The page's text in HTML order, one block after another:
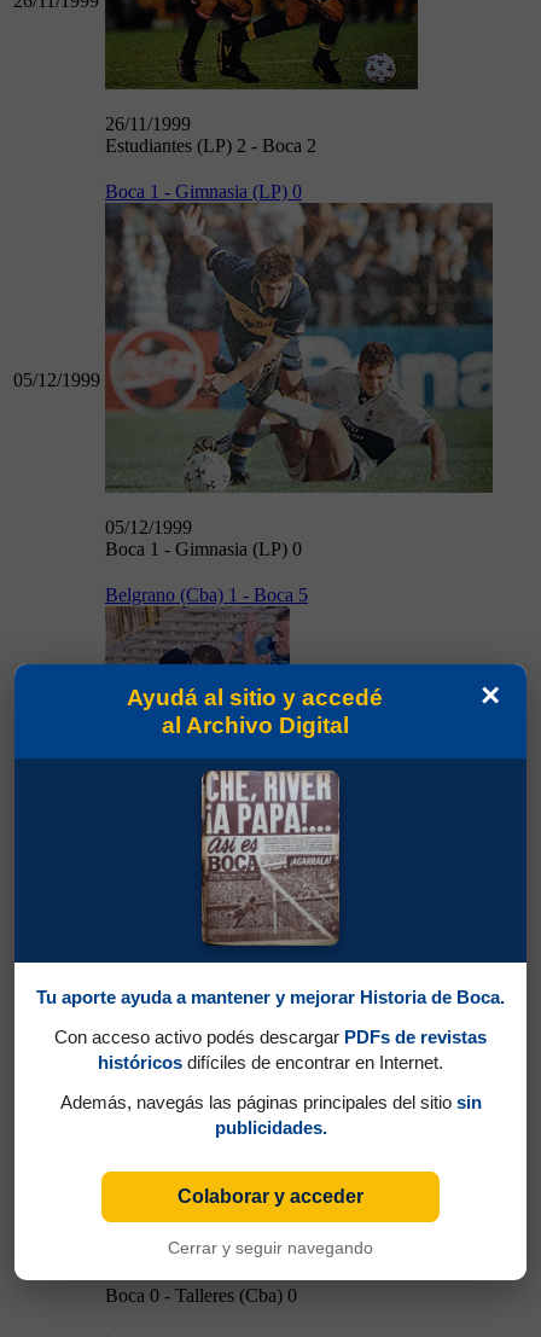
26/11/1999
Estudiantes (LP) 2 - Boca 2
05/12/1999
Boca 1 - Gimnasia (LP) 0
05/12/1999
Boca 1 - Gimnasia (LP) 0
12/12/1999
Belgrano (Cba) 1 - Boca 5
Belgrano (Cba) 1 - Boca 5
Boca 0 - Talleres (Cba) 0
Boca 0 - Talleres (Cba) 0
×
Ayudá al sitio y accedé
al Archivo Digital
Tu aporte ayuda a mantener y mejorar Historia de Boca.
Con acceso activo podés descargar PDFs de revistas
históricos difíciles de encontrar en Internet.
Además, navegás las páginas principales del sitio sin
publicidades.
Colaborar y acceder
Cerrar y seguir navegando